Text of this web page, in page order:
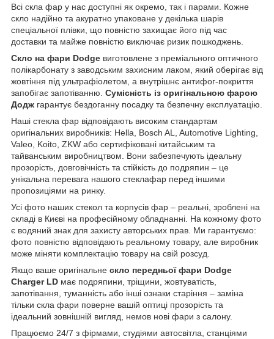
Всі скла фар у нас доступні як окремо, так і парами. Кожне
скло надійно та акуратно упаковане у декілька шарів
спеціальної плівки, що повністю захищає його під час
доставки та майже повністю виключає ризик пошкоджень.
Скло на фари Dodge виготовлене з преміального оптичного
полікарбонату з заводським захисним лаком, який оберігає від
жовтіння під ультрафіолетом, а внутрішнє антифог-покриття
запобігає запотіванню. Сумісність із оригінальною фарою
Додж гарантує бездоганну посадку та безпечну експлуатацію.
Наші стекла фар відповідають високим стандартам
оригінальних виробників: Hella, Bosch AL, Automotive Lighting,
Valeo, Koito, ZKW або сертифіковані китайським та
тайванським виробництвом. Вони забезпечують ідеальну
прозорість, довговічність та стійкість до подряпин – це
унікальна перевага нашого стеклафар перед іншими
пропозиціями на ринку.
Усі фото наших стекол та корпусів фар – реальні, зроблені на
складі в Києві на професійному обладнанні. На кожному фото
є водяний знак для захисту авторських прав. Ми гарантуємо:
фото повністю відповідають реальному товару, але виробник
може міняти комплектацію товару на свій розсуд.
Якщо ваше оригінальне скло передньої фари Dodge
Charger LD має подряпини, тріщини, жовтуватість,
запотівання, туманність або інші ознаки старіння – заміна
тільки скла фари поверне вашій оптиці прозорість та
ідеальний зовнішній вигляд, немов нові фари з салону.
Працюємо 24/7 з фірмами, студіями автосвітла, станціями